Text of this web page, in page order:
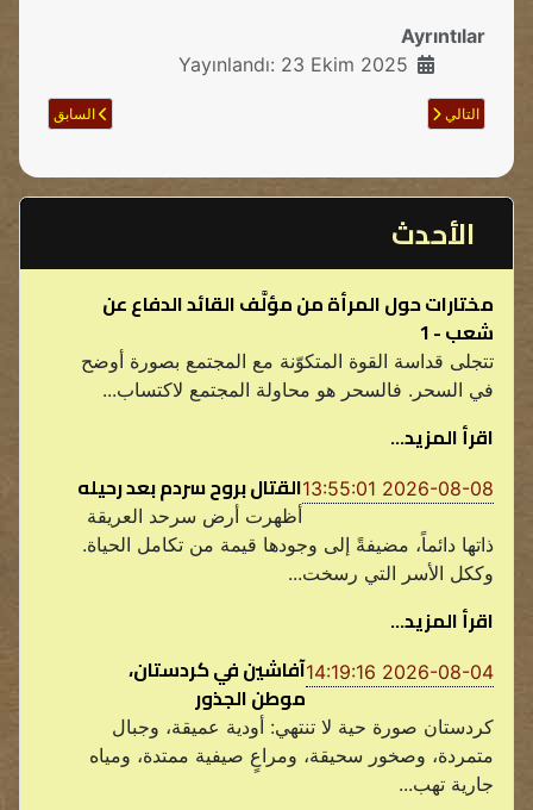
Ayrıntılar
Yayınlandı: 23 Ekim 2025
Sonraki makale: حول أنشطة الجيش التركي المحتل في مناطق الدفاع المشروع
التالي Önceki makale: نستذكر القيادي البطل الرفيق جمشيد علي عسكر بإجلال وإحترام
السابق
الأحدث
مختارات حول المرأة من مؤلَّف القائد الدفاع عن
شعب - 1
تتجلى قداسة القوة المتكوّنة مع المجتمع بصورة أوضح
في السحر. فالسحر هو محاولة المجتمع لاكتساب...
اقرأ المزيد...
2026-08-08 13:55:01 القتال بروح سردم بعد رحيله
أظهرت أرض سرحد العريقة
ذاتها دائماً، مضيفةً إلى وجودها قيمة من تكامل الحياة.
وككل الأسر التي رسخت...
اقرأ المزيد...
2026-08-04 14:19:16
آفاشين في كردستان،
موطن الجذور
كردستان صورة حية لا تنتهي: أودية عميقة، وجبال
متمردة، وصخور سحيقة، ومراعٍ صيفية ممتدة، ومياه
جارية تهب...